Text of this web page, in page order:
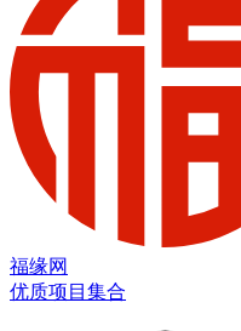
福缘网
优质项目集合